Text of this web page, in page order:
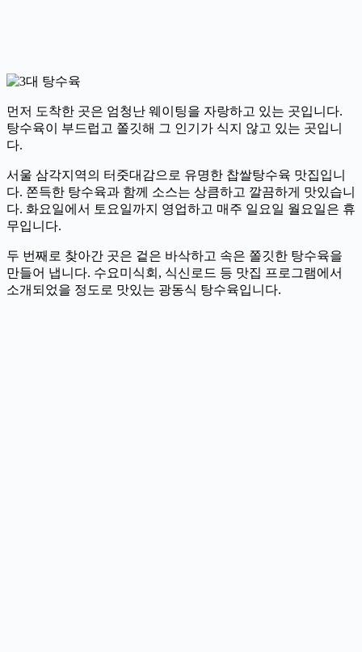
먼저 도착한 곳은 엄청난 웨이팅을 자랑하고 있는 곳입니다.
탕수육이 부드럽고 쫄깃해 그 인기가 식지 않고 있는 곳입니
다.
서울 삼각지역의 터줏대감으로 유명한 찹쌀탕수육 맛집입니
다. 쫀득한 탕수육과 함께 소스는 상큼하고 깔끔하게 맛있습니
다. 화요일에서 토요일까지 영업하고 매주 일요일 월요일은 휴
무입니다.
두 번째로 찾아간 곳은 겉은 바삭하고 속은 쫄깃한 탕수육을
만들어 냅니다. 수요미식회, 식신로드 등 맛집 프로그램에서
소개되었을 정도로 맛있는 광동식 탕수육입니다.